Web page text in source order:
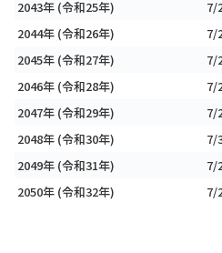
2043年 (令和25年)
7/
2044年 (令和26年)
7/
2045年 (令和27年)
7/
2046年 (令和28年)
7/
2047年 (令和29年)
7/
2048年 (令和30年)
7/
2049年 (令和31年)
7/
2050年 (令和32年)
7/